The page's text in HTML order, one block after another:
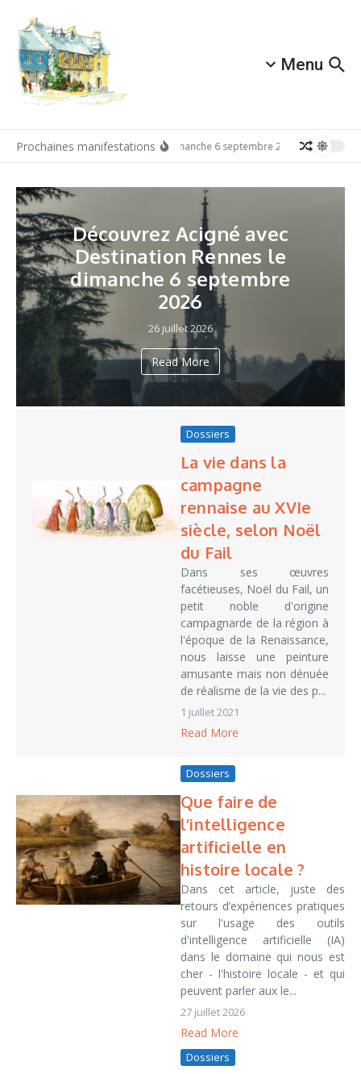
Menu
Prochaines manifestations Dimanche 6 septembre 2026:
Découvrez Acigné avec
Destination Rennes le
dimanche 6 septembre
2026
26 juillet 2026
Read More
Dossiers
La vie dans la
campagne
rennaise au XVIe
siècle, selon Noël
du Fail
Dans ses œuvres
facétieuses, Noël du Fail, un
petit noble d'origine
campagnarde de la région à
l'époque de la Renaissance,
nous laisse une peinture
amusante mais non dénuée
de réalisme de la vie des p...
1 juillet 2021
Read More
Dossiers
Que faire de
l’intelligence
artificielle en
histoire locale ?
Dans cet article, juste des
retours d’expériences pratiques
sur l'usage des outils
d'intelligence artificielle (IA)
dans le domaine qui nous est
cher - l'histoire locale - et qui
peuvent parler aux le...
27 juillet 2026
Read More
Dossiers